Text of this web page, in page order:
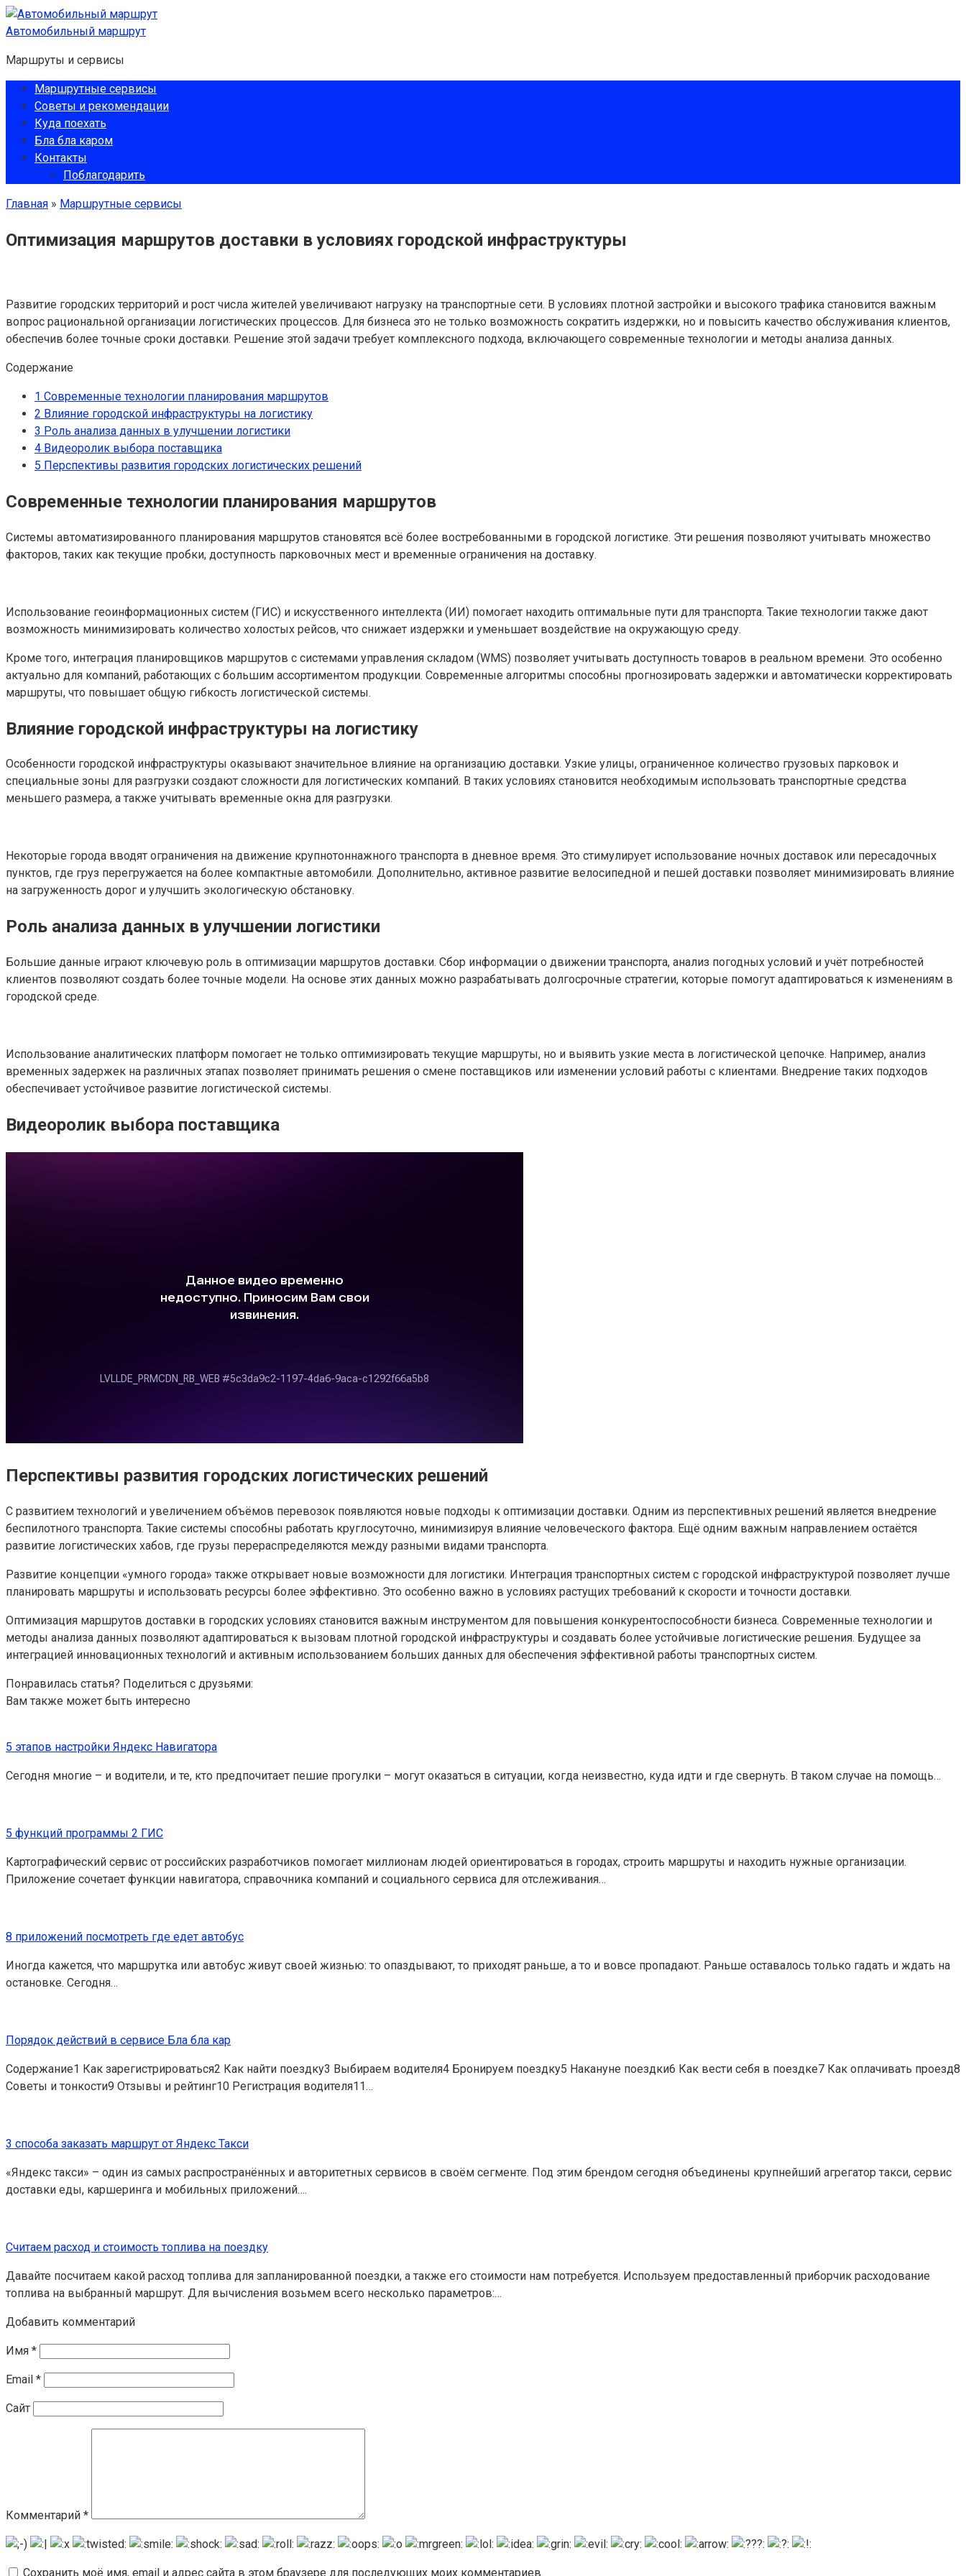
Перейти
к
Автомобильный маршрут
Маршруты и сервисы
Маршрутные сервисы
Советы и рекомендации
Куда поехать
Бла бла каром
Контакты
Поблагодарить
Главная » Маршрутные сервисы
Оптимизация маршрутов доставки в условиях городской инфраструктуры
Развитие городских территорий и рост числа жителей увеличивают нагрузку на транспортные сети. В условиях плотной застройки и высокого трафика становится важным
вопрос рациональной организации логистических процессов. Для бизнеса это не только возможность сократить издержки, но и повысить качество обслуживания клиентов,
обеспечив более точные сроки доставки. Решение этой задачи требует комплексного подхода, включающего современные технологии и методы анализа данных.
Содержание
1 Современные технологии планирования маршрутов
2 Влияние городской инфраструктуры на логистику
3 Роль анализа данных в улучшении логистики
4 Видеоролик выбора поставщика
5 Перспективы развития городских логистических решений
Современные технологии планирования маршрутов
Системы автоматизированного планирования маршрутов становятся всё более востребованными в городской логистике. Эти решения позволяют учитывать множество
факторов, таких как текущие пробки, доступность парковочных мест и временные ограничения на доставку.
Использование геоинформационных систем (ГИС) и искусственного интеллекта (ИИ) помогает находить оптимальные пути для транспорта. Такие технологии также дают
возможность минимизировать количество холостых рейсов, что снижает издержки и уменьшает воздействие на окружающую среду.
Кроме того, интеграция планировщиков маршрутов с системами управления складом (WMS) позволяет учитывать доступность товаров в реальном времени. Это особенно
актуально для компаний, работающих с большим ассортиментом продукции. Современные алгоритмы способны прогнозировать задержки и автоматически корректировать
маршруты, что повышает общую гибкость логистической системы.
Влияние городской инфраструктуры на логистику
Особенности городской инфраструктуры оказывают значительное влияние на организацию доставки. Узкие улицы, ограниченное количество грузовых парковок и
специальные зоны для разгрузки создают сложности для логистических компаний. В таких условиях становится необходимым использовать транспортные средства
меньшего размера, а также учитывать временные окна для разгрузки.
Некоторые города вводят ограничения на движение крупнотоннажного транспорта в дневное время. Это стимулирует использование ночных доставок или пересадочных
пунктов, где груз перегружается на более компактные автомобили. Дополнительно, активное развитие велосипедной и пешей доставки позволяет минимизировать влияние
на загруженность дорог и улучшить экологическую обстановку.
Роль анализа данных в улучшении логистики
Большие данные играют ключевую роль в оптимизации маршрутов доставки. Сбор информации о движении транспорта, анализ погодных условий и учёт потребностей
клиентов позволяют создать более точные модели. На основе этих данных можно разрабатывать долгосрочные стратегии, которые помогут адаптироваться к изменениям в
городской среде.
Использование аналитических платформ помогает не только оптимизировать текущие маршруты, но и выявить узкие места в логистической цепочке. Например, анализ
временных задержек на различных этапах позволяет принимать решения о смене поставщиков или изменении условий работы с клиентами. Внедрение таких подходов
обеспечивает устойчивое развитие логистической системы.
Видеоролик выбора поставщика
Перспективы развития городских логистических решений
С развитием технологий и увеличением объёмов перевозок появляются новые подходы к оптимизации доставки. Одним из перспективных решений является внедрение
беспилотного транспорта. Такие системы способны работать круглосуточно, минимизируя влияние человеческого фактора. Ещё одним важным направлением остаётся
развитие логистических хабов, где грузы перераспределяются между разными видами транспорта.
Развитие концепции «умного города» также открывает новые возможности для логистики. Интеграция транспортных систем с городской инфраструктурой позволяет лучше
планировать маршруты и использовать ресурсы более эффективно. Это особенно важно в условиях растущих требований к скорости и точности доставки.
Оптимизация маршрутов доставки в городских условиях становится важным инструментом для повышения конкурентоспособности бизнеса. Современные технологии и
методы анализа данных позволяют адаптироваться к вызовам плотной городской инфраструктуры и создавать более устойчивые логистические решения. Будущее за
интеграцией инновационных технологий и активным использованием больших данных для обеспечения эффективной работы транспортных систем.
Понравилась статья? Поделиться с друзьями:
Вам также может быть интересно
5 этапов настройки Яндекс Навигатора
Сегодня многие – и водители, и те, кто предпочитает пешие прогулки – могут оказаться в ситуации, когда неизвестно, куда идти и где свернуть. В таком случае на помощь…
5 функций программы 2 ГИС
Картографический сервис от российских разработчиков помогает миллионам людей ориентироваться в городах, строить маршруты и находить нужные организации.
Приложение сочетает функции навигатора, справочника компаний и социального сервиса для отслеживания…
8 приложений посмотреть где едет автобус
Иногда кажется, что маршрутка или автобус живут своей жизнью: то опаздывают, то приходят раньше, а то и вовсе пропадают. Раньше оставалось только гадать и ждать на
остановке. Сегодня…
Порядок действий в сервисе Бла бла кар
Содержание1 Как зарегистрироваться2 Как найти поездку3 Выбираем водителя4 Бронируем поездку5 Накануне поездки6 Как вести себя в поездке7 Как оплачивать проезд8
Советы и тонкости9 Отзывы и рейтинг10 Регистрация водителя11…
3 способа заказать маршрут от Яндекс Такси
«Яндекс такси» – один из самых распространённых и авторитетных сервисов в своём сегменте. Под этим брендом сегодня объединены крупнейший агрегатор такси, сервис
доставки еды, каршеринга и мобильных приложений….
Считаем расход и стоимость топлива на поездку
Давайте посчитаем какой расход топлива для запланированной поездки, а также его стоимости нам потребуется. Используем предоставленный приборчик расходование
топлива на выбранный маршрут. Для вычисления возьмем всего несколько параметров:…
Добавить комментарий
Имя *
Email *
Сайт
Комментарий *
Сохранить моё имя, email и адрес сайта в этом браузере для последующих моих комментариев.